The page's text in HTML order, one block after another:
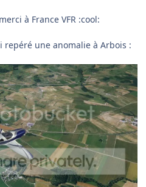
à France VFR :cool:
repéré une anomalie à Arbois :